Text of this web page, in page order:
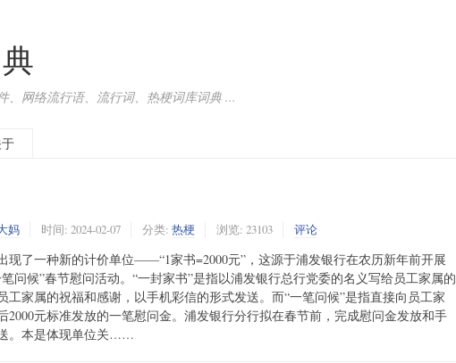
、网络流行语、流行词、热梗词库词典 ...
妈 时间: 2024-02-07 分类: 热梗 浏览: 23103 评论
现了一种新的计价单位——“1家书=2000元”，这源于浦发银行在农历新年前开展
问候”春节慰问活动。“一封家书”是指以浦发银行总行党委的名义写给员工家属的
工家属的祝福和感谢，以手机彩信的形式发送。而“一笔问候”是指直接向员工家
2000元标准发放的一笔慰问金。浦发银行分行拟在春节前，完成慰问金发放和手
。本是体现单位关……